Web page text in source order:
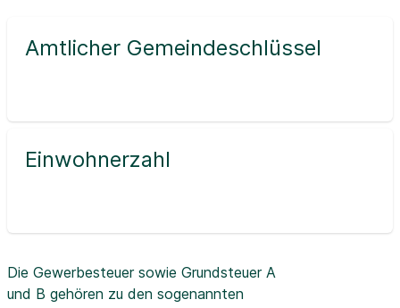
Amtlicher Gemeindeschlüssel
Einwohnerzahl
Die Gewerbesteuer sowie Grundsteuer A
und B gehören zu den sogenannten